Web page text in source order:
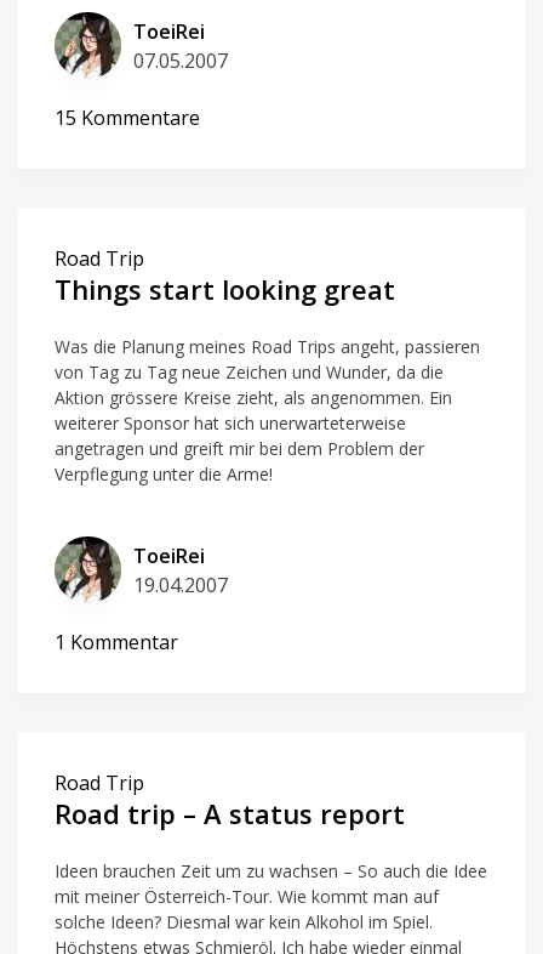
ToeiRei
07.05.2007
15 Kommentare
Road Trip
Things start looking great
Was die Planung meines Road Trips angeht, passieren
von Tag zu Tag neue Zeichen und Wunder, da die
Aktion grössere Kreise zieht, als angenommen. Ein
weiterer Sponsor hat sich unerwarteterweise
angetragen und greift mir bei dem Problem der
Verpflegung unter die Arme!
ToeiRei
19.04.2007
1 Kommentarzu
Road Trip
Road trip – A status report
Ideen brauchen Zeit um zu wachsen – So auch die Idee
mit meiner Österreich-Tour. Wie kommt man auf
solche Ideen? Diesmal war kein Alkohol im Spiel.
Höchstens etwas Schmieröl. Ich habe wieder einmal